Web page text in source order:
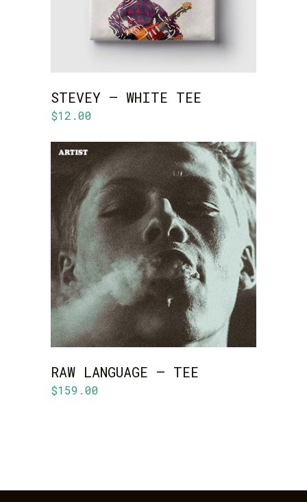
STEVEY – WHITE TEE
$12.00
ADD TO CART
RAW LANGUAGE – TEE
$159.00